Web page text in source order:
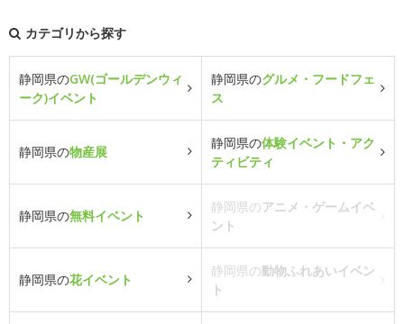
カテゴリから探す
静岡県のGW(ゴールデンウィ
ーク)イベント
静岡県のグルメ・フードフェ
ス
静岡県の物産展
静岡県の体験イベント・アク
ティビティ
静岡県の無料イベント
静岡県のアニメ・ゲームイベ
ント
静岡県の花イベント
静岡県の動物ふれあいイベン
ト